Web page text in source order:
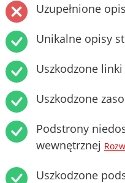
Uzupełnione
Unikalne opisy
Uszkodzone
Uszkodzone
Podstrony
wewnętrznej
Uszkodzone